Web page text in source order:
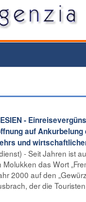
-
auf Ankurbelung
und
- Seit Jahren ist
das Wort
2000 auf den
der die